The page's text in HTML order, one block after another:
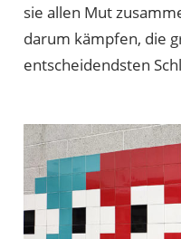
sie allen Mut
darum kämpfen, die
entscheidendsten